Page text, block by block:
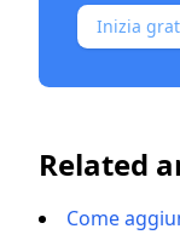
Inizia
Related
Come